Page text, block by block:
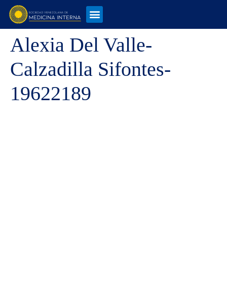
Alexia Del Valle-
Calzadilla Sifontes-
19622189